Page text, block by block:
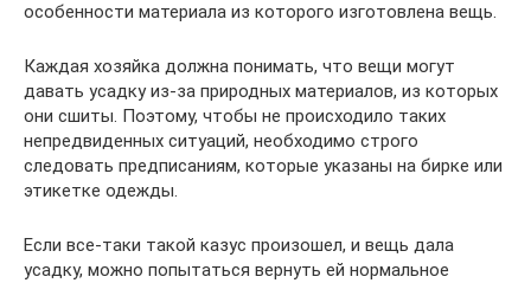
особенности материала из которого изготовлена вещь.
Каждая хозяйка должна понимать, что вещи могут
давать усадку из-за природных материалов, из которых
они сшиты. Поэтому, чтобы не происходило таких
непредвиденных ситуаций, необходимо строго
следовать предписаниям, которые указаны на бирке или
этикетке одежды.
Если все-таки такой казус произошел, и вещь дала
усадку, можно попытаться вернуть ей нормальное